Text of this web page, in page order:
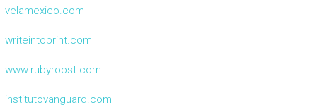
velamexico.com
writeintoprint.com
www.rubyroost.com
institutovanguard.com